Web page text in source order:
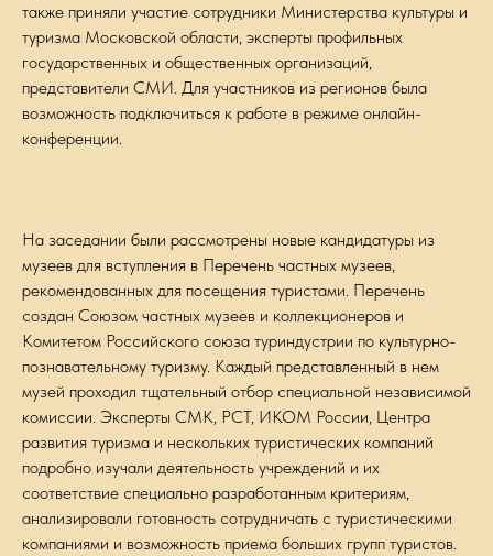
также приняли участие сотрудники Министерства культуры и
туризма Московской области, эксперты профильных
государственных и общественных организаций,
представители СМИ. Для участников из регионов была
возможность подключиться к работе в режиме онлайн-
конференции.
На заседании были рассмотрены новые кандидатуры из
музеев для вступления в Перечень частных музеев,
рекомендованных для посещения туристами. Перечень
создан Союзом частных музеев и коллекционеров и
Комитетом Российского союза туриндустрии по культурно-
познавательному туризму. Каждый представленный в нем
музей проходил тщательный отбор специальной независимой
комиссии. Эксперты СМК, РСТ, ИКОМ России, Центра
развития туризма и нескольких туристических компаний
подробно изучали деятельность учреждений и их
соответствие специально разработанным критериям,
анализировали готовность сотрудничать с туристическими
компаниями и возможность приема больших групп туристов.